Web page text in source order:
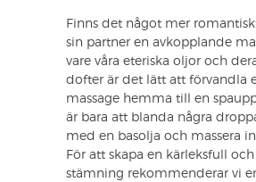
Finns det något mer
sin partner en avkopplande
vare våra eteriska oljor och
dofter är det lätt att förvandla
massage hemma till en
är bara att blanda några
med en basolja och massera
För att skapa en kärleksfull
stämning rekommenderar vi